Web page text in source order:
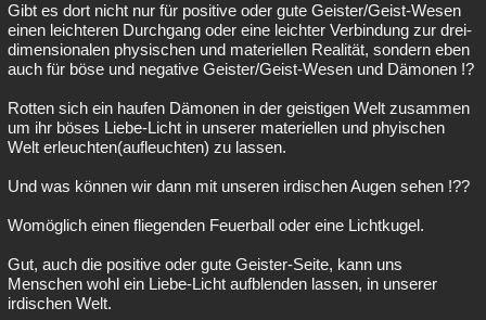
Gibt es dort nicht nur für positive oder gute Geister/Geist-Wesen
einen leichteren Durchgang oder eine leichter Verbindung zur drei-
dimensionalen physischen und materiellen Realität, sondern eben
auch für böse und negative Geister/Geist-Wesen und Dämonen !?
Rotten sich ein haufen Dämonen in der geistigen Welt zusammen
um ihr böses Liebe-Licht in unserer materiellen und phyischen
Welt erleuchten(aufleuchten) zu lassen.
Und was können wir dann mit unseren irdischen Augen sehen !??
Womöglich einen fliegenden Feuerball oder eine Lichtkugel.
Gut, auch die positive oder gute Geister-Seite, kann uns
Menschen wohl ein Liebe-Licht aufblenden lassen, in unserer
irdischen Welt.